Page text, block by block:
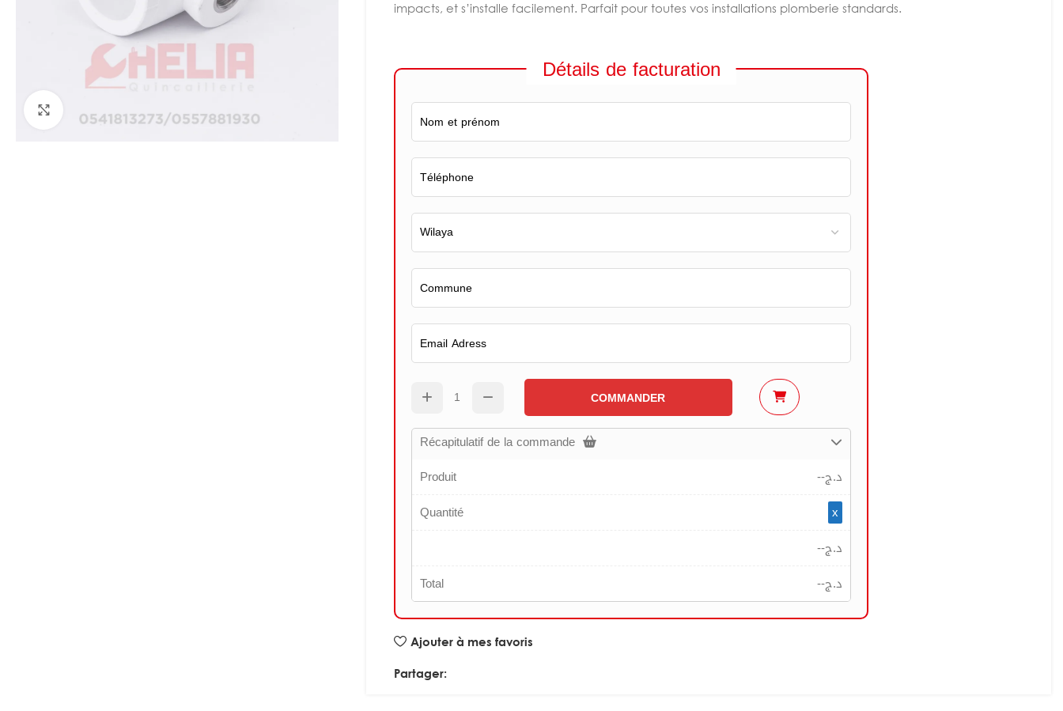
impacts, et s’installe facilement. Parfait pour toutes vos installations plomberie standards.
Détails de facturation
COMMANDER
Récapitulatif de la commande
Produit
--د.ج
Quantité
x
--د.ج
Total
--د.ج
Ajouter à mes favoris
Partager: